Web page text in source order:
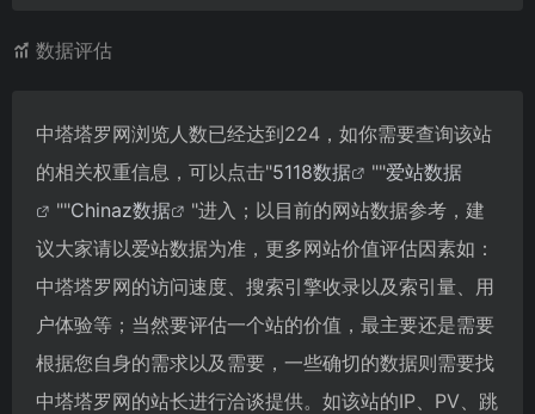
数据评估
中塔塔罗网浏览人数已经达到224，如你需要查询该站
的相关权重信息，可以点击"5118数据 ""爱站数据
""Chinaz数据
"进入；以目前的网站数据参考，建
议大家请以爱站数据为准，更多网站价值评估因素如：
中塔塔罗网的访问速度、搜索引擎收录以及索引量、用
户体验等；当然要评估一个站的价值，最主要还是需要
根据您自身的需求以及需要，一些确切的数据则需要找
中塔塔罗网的站长进行洽谈提供。如该站的IP、PV、跳